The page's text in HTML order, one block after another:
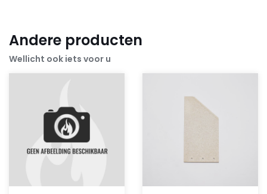
Andere producten
Wellicht ook iets voor u